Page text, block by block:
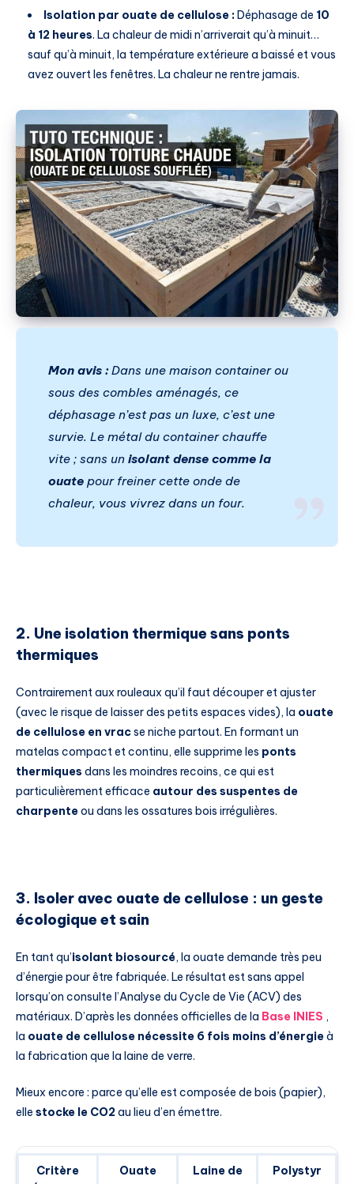
Isolation par ouate de cellulose :Déphasage de 10
à 12 heures. La chaleur de midi n’arriverait qu’à minuit…
sauf qu’à minuit, la température extérieure a baissé et vous
avez ouvert les fenêtres. La chaleur ne rentre jamais.
Mon avis :Dans une maison container ou
sous des combles aménagés, ce
déphasage n’est pas un luxe, c’est une
survie. Le métal du container chauffe
vite ; sans un isolant dense comme la
ouate pour freiner cette onde de
chaleur, vous vivrez dans un four.
2. Une isolation thermique sans ponts
thermiques
Contrairement aux rouleaux qu’il faut découper et ajuster
(avec le risque de laisser des petits espaces vides), la ouate
de cellulose en vracse niche partout. En formant un
matelas compact et continu, elle supprime les ponts
thermiques dans les moindres recoins, ce qui est
particulièrement efficace autour des suspentes de
charpenteou dans les ossatures bois irrégulières.
3. Isoler avec ouate de cellulose : un geste
écologique et sain
En tant qu’isolant biosourcé, la ouate demande très peu
d’énergie pour être fabriquée. Le résultat est sans appel
lorsqu’on consulte l’Analyse du Cycle de Vie (ACV) des
matériaux. D’après les données officielles de la Base INIES ,
la ouate de cellulose nécessite 6 fois moins d’énergieà
la fabrication que la laine de verre.
Mieux encore : parce qu’elle est composée de bois (papier),
elle stocke le CO2au lieu d’en émettre.
Critère
Ouate
Laine de
Polystyr